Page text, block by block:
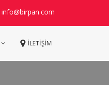
info@birpan.com
İLETİŞİM